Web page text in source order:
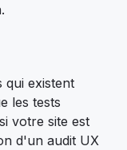
qui existent
les tests
votre site est
d'un audit UX